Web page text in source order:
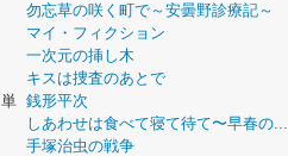
勿忘草の咲く町で～安曇野診療記～
マイ・フィクション
一次元の挿し木
キスは捜査のあとで
単 銭形平次
しあわせは食べて寝て待て〜早春の...
手塚治虫の戦争